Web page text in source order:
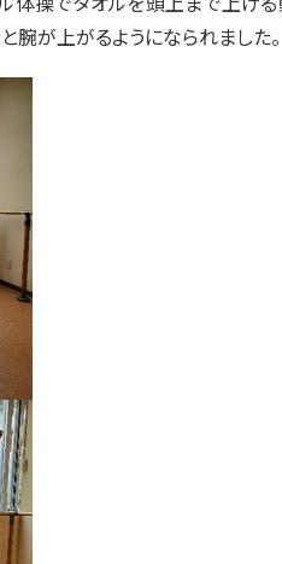
腕が上がるようになられました。